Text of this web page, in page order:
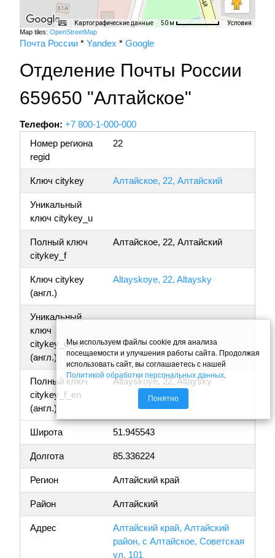
Картографические данные 50 м Условия
Map tiles: OpenStreetMap
Почта России * Yandex * Google
Отделение Почты России
659650 "Алтайское"
Телефон: +7 800-1-000-000
Номер региона
regid
22
Ключ citykey Алтайское, 22, Алтайский
Уникальный
ключ citykey_u
Полный ключ
citykey_f
Алтайское, 22, Алтайский
Ключ citykey
(англ.)
Altayskoye, 22, Altaysky
Уникальный
ключ
citykey_u_en
(англ.)
Полный ключ
citykey_f_en
(англ.)
Altayskoye, 22, Altaysky
Широта 51.945543
Долгота 85.336224
Регион Алтайский край
Район Алтайский
Адрес
Алтайский край, Алтайский
район, с Алтайское, Советская
ул, 101
Мы используем файлы cookie для анализа
посещаемости и улучшения работы сайта. Продолжая
использовать сайт, вы соглашаетесь с нашей
Политикой обработки персональных данных.
Понятно